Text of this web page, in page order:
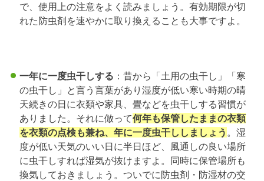
で、使用上の注意をよく読みましょう。有効期限が切
れた防虫剤を速やかに取り換えることも大事ですよ。
一年に一度虫干しする ：昔から「土用の虫干し」「寒
の虫干し」と言う言葉があり湿度が低い寒い時期の晴
天続きの日に衣類や家具、畳などを虫干しする習慣が
ありました。それに倣って何年も保管したままの衣類
を衣類の点検も兼ね、年に一度虫干ししましょう 。湿
度が低い天気のいい日に半日ほど、風通しの良い場所
に虫干しすれば湿気が抜けますよ。同時に保管場所も
換気しておきましょう。ついでに防虫剤・防湿材の交